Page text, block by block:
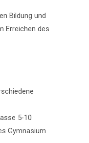
Bildung und
Erreichen des
5-10
Gymnasium